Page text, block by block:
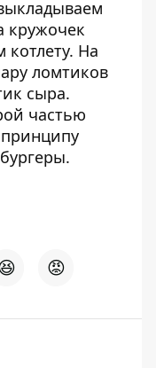
кружочек
На
ломтиков
сыра.
частью
😡